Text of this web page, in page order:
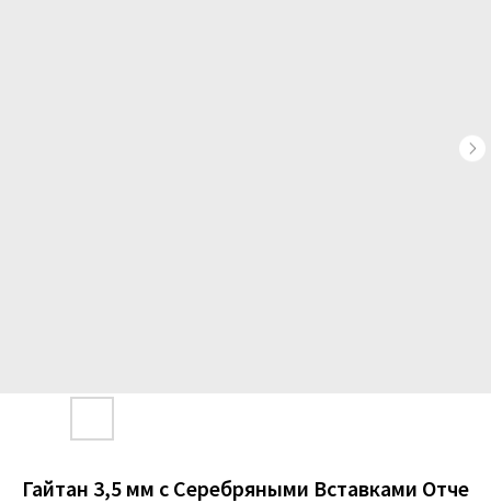
Гайтан 3,5 мм с Серебряными Вставками Отче